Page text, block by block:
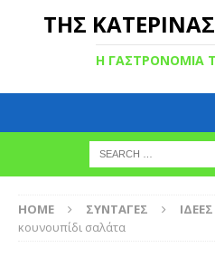
ΤΗΣ
Η ΓΑΣΤΡΟΝΟΜΙΑ
HOME ΣΥΝΤΑΓΕΣ ΙΔΕΕΣ
κουνουπίδι σαλάτα